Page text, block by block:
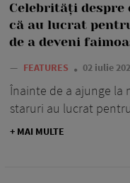
Celebrități
că au lucrat
de a deveni
— FEATURES 02 iulie
Înainte de a ajunge la
staruri au lucrat
+ MAI MULTE